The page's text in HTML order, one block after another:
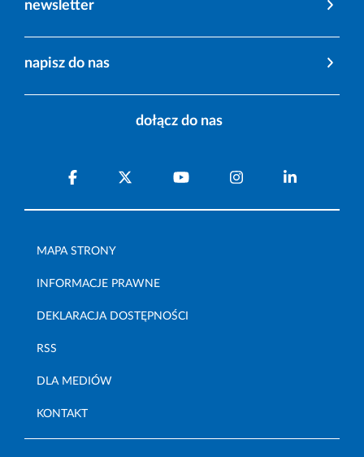
newsletter
napisz do nas
dołącz do nas
MAPA STRONY
INFORMACJE PRAWNE
DEKLARACJA DOSTĘPNOŚCI
RSS
DLA MEDIÓW
KONTAKT